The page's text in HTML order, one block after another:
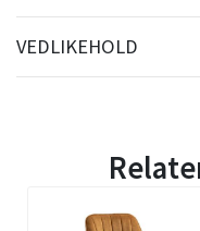
VEDLIKEHOLD